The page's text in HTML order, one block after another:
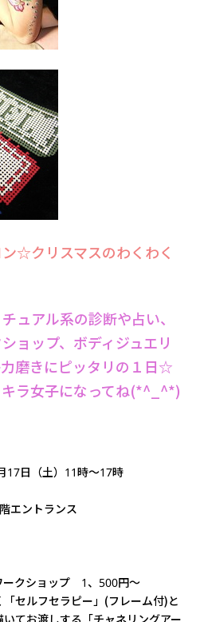
☆クリスマスのわくわく
ュアル系の診断や占い、
ョップ、ボディジュエリ
磨きにピッタリの１日☆
ラ女子になってね(*^_^*)
日（土）11時～17時
ントランス
ークショップ 1、500円～
セルフセラピー」(フレーム付)と